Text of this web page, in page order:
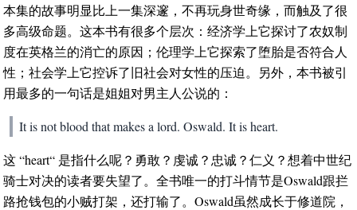
本集的故事明显比上一集深邃，不再玩身世奇缘，而触及了很
多高级命题。这本书有很多个层次：经济学上它探讨了农奴制
度在英格兰的消亡的原因；伦理学上它探索了堕胎是否符合人
性；社会学上它控诉了旧社会对女性的压迫。另外，本书被引
用最多的一句话是姐姐对男主人公说的：
It is not blood that makes a lord. Oswald. It is heart.
这 “heart“ 是指什么呢？勇敢？虔诚？忠诚？仁义？想着中世纪
骑士对决的读者要失望了。全书唯一的打斗情节是Oswald跟拦
路抢钱包的小贼打架，还打输了。Oswald虽然成长于修道院，